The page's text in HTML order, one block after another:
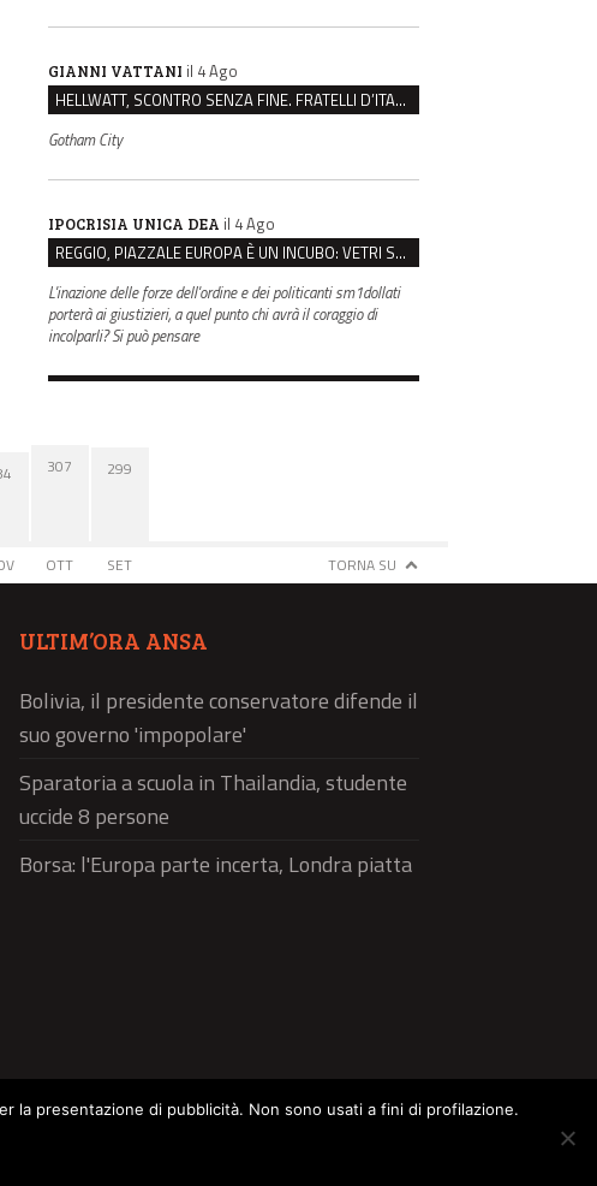
GIANNI VATTANI il 4 Ago
HELLWATT, SCONTRO SENZA FINE. FRATELLI D’ITALIA: “MILANI PORTA DOCUMENTI, DE FRANCO INSULTI”
Gotham City
IPOCRISIA UNICA DEA il 4 Ago
REGGIO, PIAZZALE EUROPA È UN INCUBO: VETRI SPACCATI E FURTI SULLE AUTO IN SOSTA
L'inazione delle forze dell'ordine e dei politicanti sm1dollati
porterà ai giustizieri, a quel punto chi avrà il coraggio di
incolparli? Si può pensare
307
OTT
299
SET TORNA SU
ULTIM’ORA ANSA
Bolivia, il presidente conservatore difende il
suo governo 'impopolare'
Sparatoria a scuola in Thailandia, studente
uccide 8 persone
Borsa: l'Europa parte incerta, Londra piatta
la presentazione di pubblicità. Non sono usati a fini di profilazione.